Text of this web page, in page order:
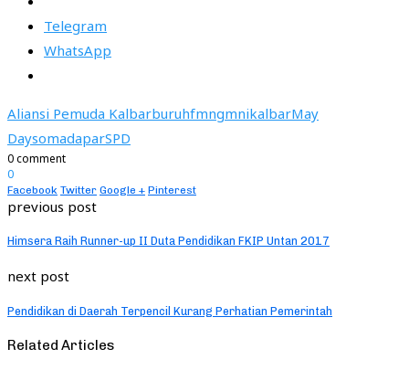
Telegram
WhatsApp
Aliansi Pemuda KalbarburuhfmngmnikalbarMay
DaysomadaparSPD
0 comment
0
Facebook Twitter Google + Pinterest
previous post
Himsera Raih Runner-up II Duta Pendidikan FKIP Untan 2017
next post
Pendidikan di Daerah Terpencil Kurang Perhatian Pemerintah
Related Articles